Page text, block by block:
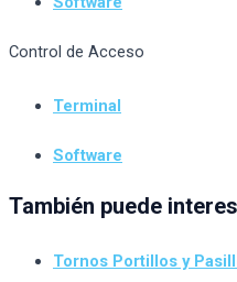
Control de Acceso
Terminal
Software
También puede
Tornos Portillos y